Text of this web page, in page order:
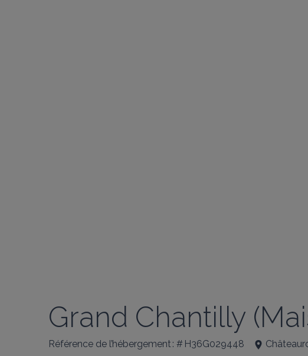
Grand Chantilly
Référence de l’hébergement : # H36G029448